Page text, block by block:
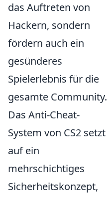
das Auftreten von
Hackern, sondern
fördern auch ein
gesünderes
Spielerlebnis für die
gesamte Community.
Das Anti-Cheat-
System von CS2 setzt
auf ein
mehrschichtiges
Sicherheitskonzept,